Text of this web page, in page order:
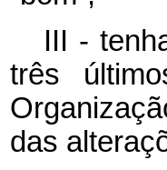
III -
três
das